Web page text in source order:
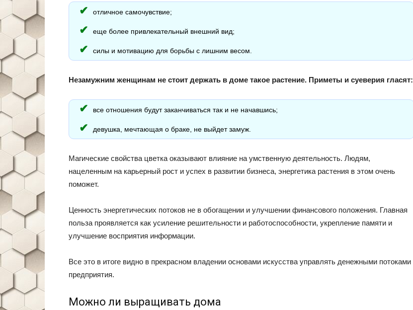
отличное самочувствие;
еще более привлекательный внешний вид;
силы и мотивацию для борьбы с лишним весом.
Незамужним женщинам не стоит держать в доме такое растение. Приметы и суеверия гласят:
все отношения будут заканчиваться так и не начавшись;
девушка, мечтающая о браке, не выйдет замуж.
Магические свойства цветка оказывают влияние на умственную деятельность. Людям,
нацеленным на карьерный рост и успех в развитии бизнеса, энергетика растения в этом очень
поможет.
Ценность энергетических потоков не в обогащении и улучшении финансового положения. Главная
польза проявляется как усиление решительности и работоспособности, укрепление памяти и
улучшение восприятия информации.
Все это в итоге видно в прекрасном владении основами искусства управлять денежными потоками
предприятия.
Можно ли выращивать дома